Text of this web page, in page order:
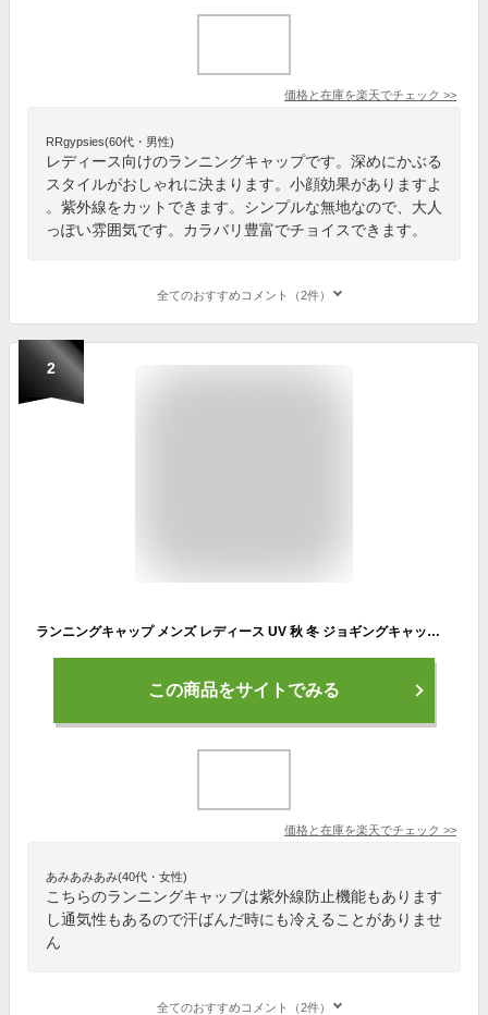
価格と在庫を楽天でチェック >>
RRgypsies(60代・男性)
レディース向けのランニングキャップです。深めにかぶる
スタイルがおしゃれに決まります。小顔効果がありますよ
。紫外線をカットできます。シンプルな無地なので、大人
っぽい雰囲気です。カラバリ豊富でチョイスできます。
全てのおすすめコメント（2件）
2
ランニングキャップ メンズ レディース UV 秋 冬 ジョギングキャップ スポーツキャップ 通年 帽子 ジョギング マラソン UVカット 飛ばない ゴルフキャップ スポーツ テニス ウォーキングキャップ メッシュ 通気性 おしゃれ メール便
この商品をサイトでみる
価格と在庫を楽天でチェック >>
あみあみあみ(40代・女性)
こちらのランニングキャップは紫外線防止機能もあります
し通気性もあるので汗ばんだ時にも冷えることがありませ
ん
全てのおすすめコメント（2件）